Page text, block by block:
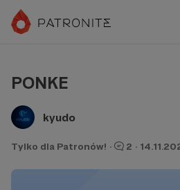
PONKE
kyudo
Tylko dla Patronów! · 2 ·